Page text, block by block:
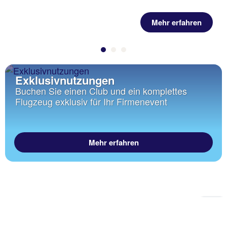
Mehr erfahren
Exklusivnutzungen
Buchen Sie einen Club und ein komplettes
Flugzeug exklusiv für Ihr Firmenevent
Mehr erfahren